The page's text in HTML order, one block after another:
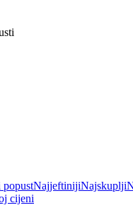
popustNajjeftinijiNajskuplji
cijeni